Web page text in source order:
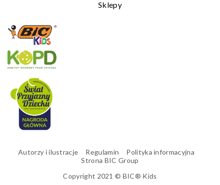
Sklepy
Copyright 2021 © BIC® Kids
Autorzy i ilustracje Regulamin
Polityka informacyjna
Strona BIC Group